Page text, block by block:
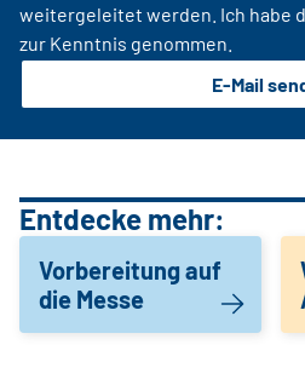
weitergeleitet werden. Ich habe
zur Kenntnis genommen.
E-Mail
Entdecke mehr:
Vorbereitung auf
die Messe